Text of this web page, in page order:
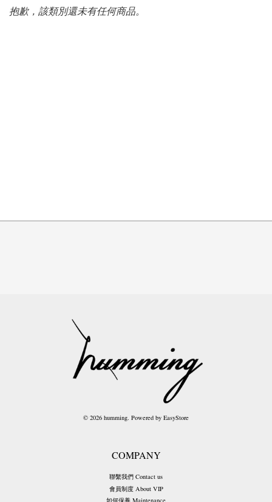
抱歉，該類別還未有任何商品。
© 2026 humming. Powered by EasyStore
COMPANY
聯繫我們 Contact us
會員制度 About VIP
如何保養 Maintenance